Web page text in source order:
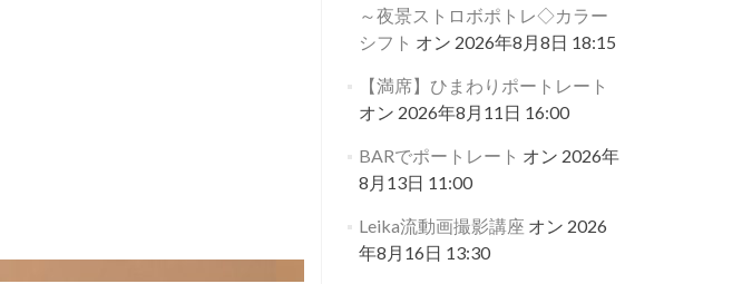
～夜景ストロボポトレ◇カラー
シフト オン 2026年8月8日 18:15
【満席】ひまわりポートレート
オン 2026年8月11日 16:00
BARでポートレート オン 2026年
8月13日 11:00
Leika流動画撮影講座 オン 2026
年8月16日 13:30